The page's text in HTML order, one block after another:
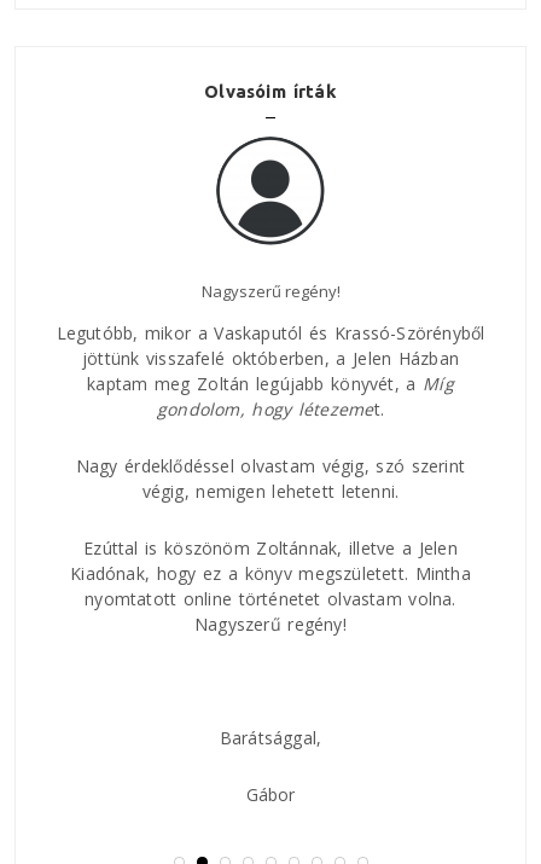
Olvasóim írták
Nagyszerű regény!
Legutóbb, mikor a Vaskaputól és Krassó-Szörényből
jöttünk visszafelé októberben, a Jelen Házban
kaptam meg Zoltán legújabb könyvét, a Míg
gondolom, hogy létezemet.
Nagy érdeklődéssel olvastam végig, szó szerint
végig, nemigen lehetett letenni.
Ezúttal is köszönöm Zoltánnak, illetve a Jelen
Kiadónak, hogy ez a könyv megszületett. Mintha
nyomtatott online történetet olvastam volna.
Nagyszerű regény!
Barátsággal,
Gábor